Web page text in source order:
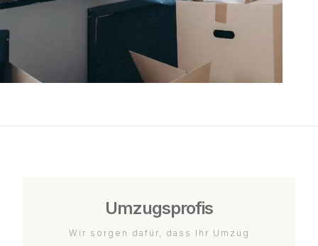
Umzugsprofis
Wir sorgen dafür, dass Ihr Umzug